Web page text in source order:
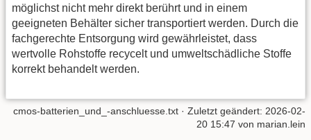
möglichst nicht mehr direkt berührt und in einem
geeigneten Behälter sicher transportiert werden. Durch die
fachgerechte Entsorgung wird gewährleistet, dass
wertvolle Rohstoffe recycelt und umweltschädliche Stoffe
korrekt behandelt werden.
cmos-batterien_und_-anschluesse.txt · Zuletzt geändert: 2026-02-
20 15:47 von marian.lein